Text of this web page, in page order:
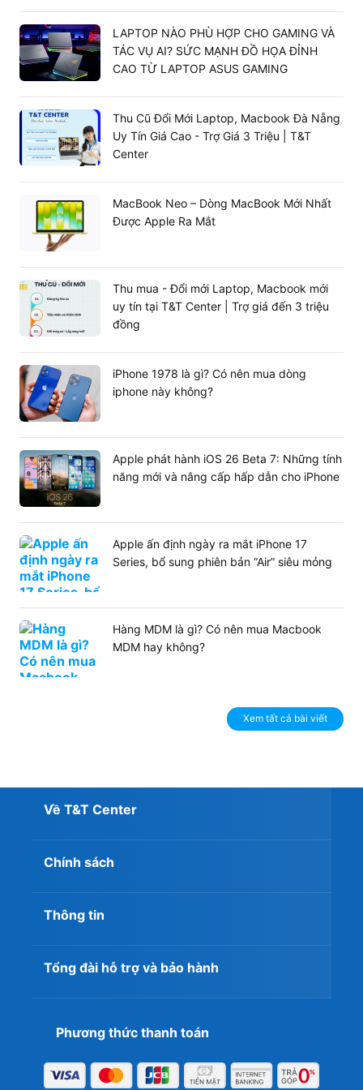
Đầy đủ cổng kết nối giúp công việc trở nên thuận tiện
hơn
Trải nghiệm bàn phím và tính năng bảo
mật hàng đầu
Bàn phím ThinkPad luôn được đánh giá là tốt nhất trên
thế giới hiện nay. Hành trình phím sâu cùng độ nảy tốt
mang lại cảm giác gõ êm ái. Bạn sẽ hạn chế tối đa việc
mỏi tay khi soạn thảo văn bản dài.
Vấn đề bảo mật luôn được Lenovo đặt lên hàng đầu trên
chiếc máy này. Webcam FHD tích hợp màn che vật lý bảo
vệ sự riêng tư tuyệt đối. Cảm biến vân tay giúp bạn mở
máy nhanh chóng chỉ với một chạm nhẹ.
Bàn phím có đèn nền hỗ trợ làm việc tốt trong đêm tối
Gen 3 tại T&T Center?
LAPTOP NÀO PHÙ HỢP CHO GAMING VÀ
TÁC VỤ AI? SỨC MẠNH ĐỒ HỌA ĐỈNH
CAO TỪ LAPTOP ASUS GAMING
Thu Cũ Đổi Mới Laptop, Macbook Đà Nẵng
Uy Tín Giá Cao - Trợ Giá 3 Triệu | T&T
Center
MacBook Neo – Dòng MacBook Mới Nhất
Được Apple Ra Mắt
Thu mua - Đổi mới Laptop, Macbook mới
uy tín tại T&T Center | Trợ giá đến 3 triệu
đồng
iPhone 1978 là gì? Có nên mua dòng
iphone này không?
Apple phát hành iOS 26 Beta 7: Những tính
năng mới và nâng cấp hấp dẫn cho iPhone
Apple ấn định ngày ra mắt iPhone 17
Series, bổ sung phiên bản “Air” siêu mỏng
Hàng MDM là gì? Có nên mua Macbook
MDM hay không?
Xem tất cả bài viết
Về T&T Center
Chính sách
Thông tin
Tổng đài hỗ trợ và bảo hành
Phương thức thanh toán